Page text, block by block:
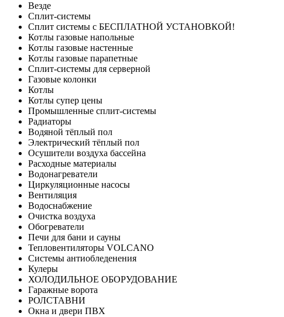
Везде
Сплит-системы
Сплит системы с БЕСПЛАТНОЙ УСТАНОВКОЙ!
Котлы газовые напольные
Котлы газовые настенные
Котлы газовые парапетные
Сплит-системы для серверной
Газовые колонки
Котлы
Котлы супер цены
Промышленные сплит-системы
Радиаторы
Водяной тёплый пол
Электрический тёплый пол
Осушители воздуха бассейна
Расходные материалы
Водонагреватели
Циркуляционные насосы
Вентиляция
Водоснабжение
Очистка воздуха
Обогреватели
Печи для бани и сауны
Тепловентиляторы VOLCANO
Системы антиобледенения
Кулеры
ХОЛОДИЛЬНОЕ ОБОРУДОВАНИЕ
Гаражные ворота
РОЛСТАВНИ
Окна и двери ПВХ